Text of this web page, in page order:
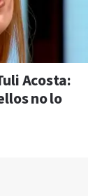
Acosta:
no lo